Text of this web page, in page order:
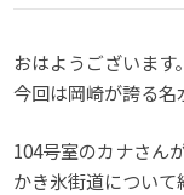
おはようございます
今回は岡崎が誇る名
104号室のカナさん
かき氷街道について